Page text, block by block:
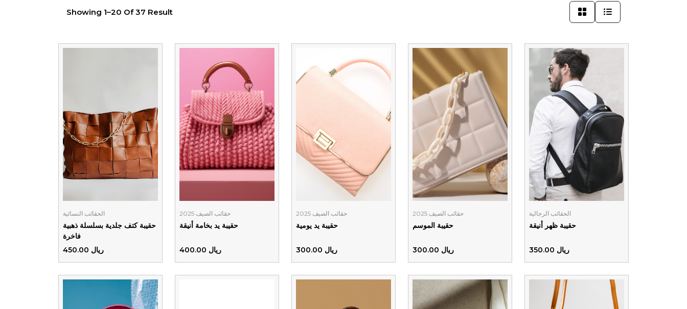
Showing 1–20 Of 37 Result
الحقائب النسائية
حقيبة كتف جلدية بسلسلة ذهبية
فاخرة
ريال 450.00
حقائب الصيف 2025
حقيبة يد بخامة أنيقة
ريال 400.00
حقائب الصيف 2025
حقيبة يد يومية
ريال 300.00
حقائب الصيف 2025
حقيبة الموسم
ريال 300.00
الحقائب الرجالية
حقيبة ظهر أنيقة
ريال 350.00